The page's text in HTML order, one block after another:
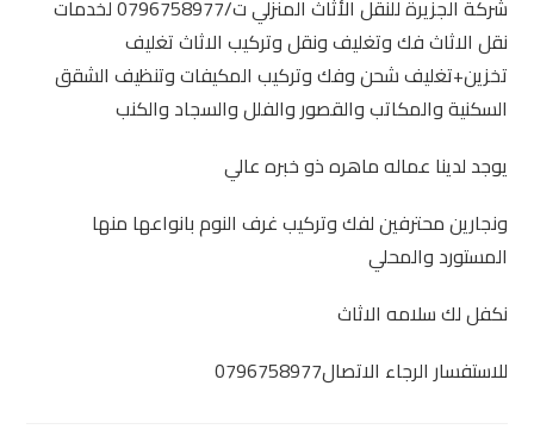
شركة الجزيرة للنقل الأثاث المنزلي ت/0796758977 لخدمات
نقل الاثاث فك وتغليف ونقل وتركيب الاثاث تغليف
تخزين+تغليف شحن وفك وتركيب المكيفات وتنظيف الشقق
السكنية والمكاتب والقصور والفلل والسجاد والكنب
يوجد لدينا عماله ماهره ذو خبره عالي
ونجارين محترفين لفك وتركيب غرف النوم بانواعها منها
المستورد والمحلي
نكفل لك سلامه الاثاث
للاستفسار الرجاء الاتصال0796758977